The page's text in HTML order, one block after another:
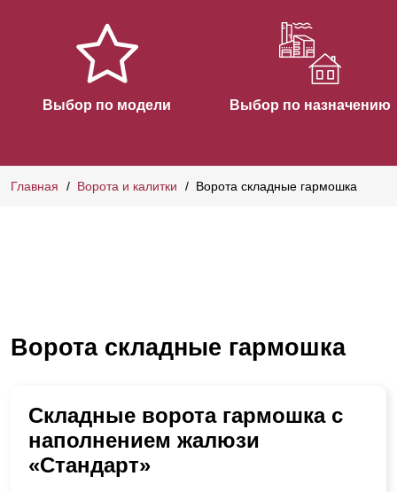
Выбор по модели Выбор по назначению
Главная Ворота и калитки Ворота складные гармошка
Ворота складные гармошка
Складные ворота гармошка с
наполнением жалюзи
«Стандарт»